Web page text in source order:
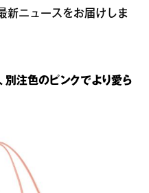
新ニュースをお届けしま
別注色のピンクでより愛ら